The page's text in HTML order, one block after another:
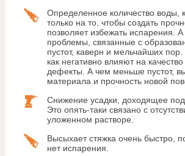
Определенное количество воды,
только на то, чтобы создать
позволяет избежать испарения.
проблемы, связанные с
пустот, каверн и мельчайших
как негативно влияют на качество
дефекты. А чем меньше пустот,
материала и прочность новой
Снижение усадки, доходящее
Это опять-таки связано с
уложенном растворе.
Высыхает стяжка очень быстро,
нет испарения.